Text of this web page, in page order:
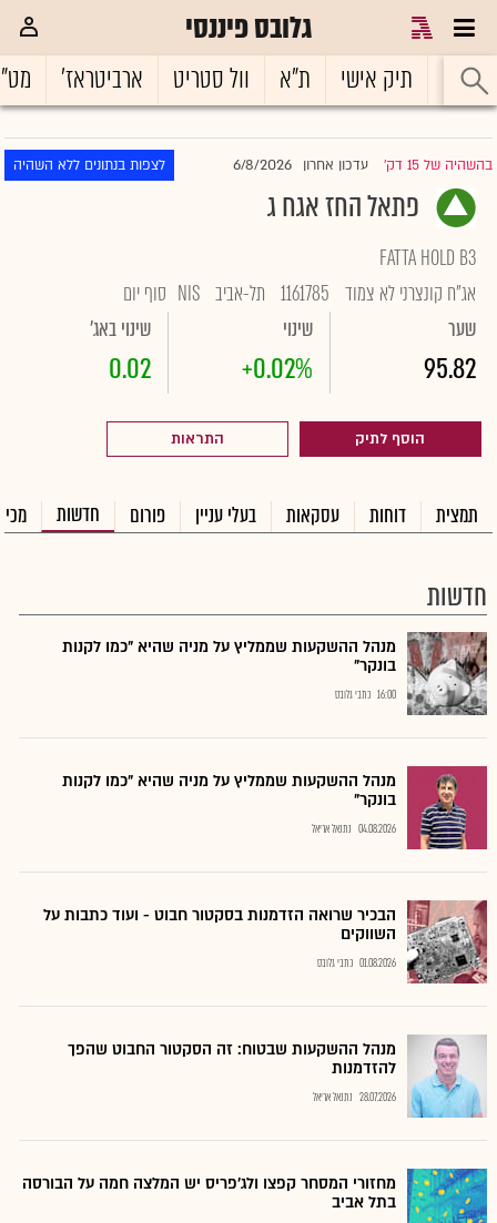
גלובס פיננסי
ראשי תיק אישי ת"א וול סטריט ארביטראז'
בהשהיה של 15 דק' |עדכון אחרון 6/8/2026 לצפות בנתונים ללא השהיה
פתאל החז אגח ג
FATTA HOLD B3
אג"ח קונצרני לא צמוד 1161785 תל-אביב NIS סוף יום
שער
95.82
שינוי
+0.02%
שינוי באג'
0.02
הוסף לתיק התראות
תמצית דוחות עסקאות בעלי עניין פורום חדשות
חדשות
מנהל ההשקעות שממליץ על מניה שהיא "כמו לקנות
בונקר"
16:00 כתבי גלובס
מנהל ההשקעות שממליץ על מניה שהיא "כמו לקנות
בונקר"
04.08.2026 נתנאל אריאל
הבכיר שרואה הזדמנות בסקטור חבוט - ועוד כתבות על
השווקים
01.08.2026 כתבי גלובס
מנהל ההשקעות שבטוח: זה הסקטור החבוט שהפך
להזדמנות
28.07.2026 נתנאל אריאל
מחזורי המסחר קפצו ולג'פריס יש המלצה חמה על הבורסה
בתל אביב